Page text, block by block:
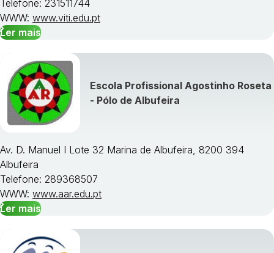
Telefone: 231511744
WWW: www.viti.edu.pt
Ler mais
Escola Profissional Agostinho Roseta
- Pólo de Albufeira
Av. D. Manuel I Lote 32 Marina de Albufeira, 8200 394
Albufeira
Telefone: 289368507
WWW: www.aar.edu.pt
Ler mais